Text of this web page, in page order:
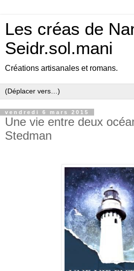
Les créas de
Seidr.sol.mani
Créations artisanales et romans.
vendredi 6 mars 2015
Une vie entre deux
Stedman